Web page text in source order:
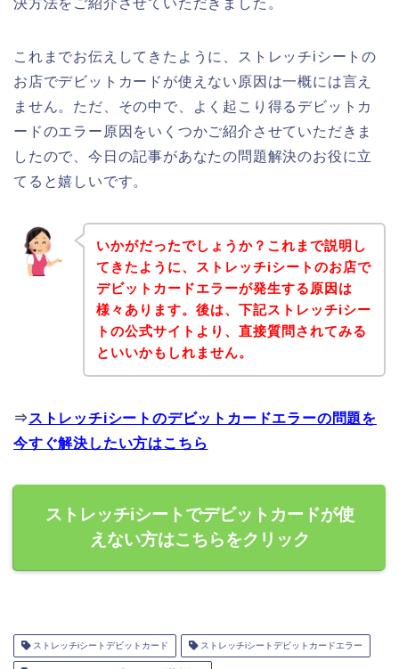
これまでお伝えしてきたように、ストレッチiシートの
お店でデビットカードが使えない原因は一概には言え
ません。ただ、その中で、よく起こり得るデビットカ
ードのエラー原因をいくつかご紹介させていただきま
したので、今日の記事があなたの問題解決のお役に立
てると嬉しいです。
いかがだったでしょうか？これまで説明し
てきたように、ストレッチiシートのお店で
デビットカードエラーが発生する原因は
様々あります。後は、下記ストレッチiシー
トの公式サイトより、直接質問されてみる
といいかもしれません。
⇒ ストレッチiシートのデビットカードエラーの問題を
今すぐ解決したい方はこちら
ストレッチiシートでデビットカードが使
えない方はこちらをクリック
ストレッチiシートデビットカード ストレッチiシートデビットカードエラー